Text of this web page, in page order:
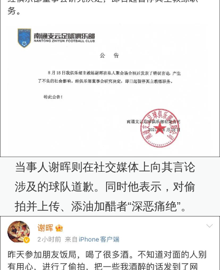
当事人谢晖则在社交媒体上向其言论
涉及的球队道歉。同时他表示，对偷
拍并上传、添油加醋者“深恶痛绝”。